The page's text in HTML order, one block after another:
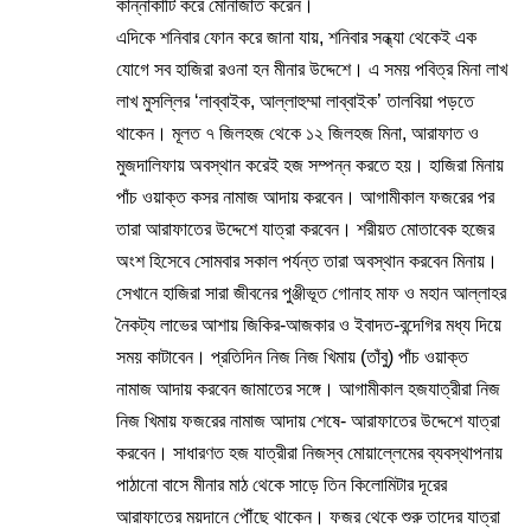
কান্নাকাটি করে মোনাজাত করেন।
এদিকে শনিবার ফোন করে জানা যায়, শনিবার সন্ধ্যা থেকেই এক
যোগে সব হাজিরা রওনা হন মীনার উদ্দেশে। এ সময় পবিত্র মিনা লাখ
লাখ মুসল্লির ‘লাব্বাইক, আল্লাহুম্মা লাব্বাইক’ তালবিয়া পড়তে
থাকেন। মূলত ৭ জিলহজ থেকে ১২ জিলহজ মিনা, আরাফাত ও
মুজদালিফায় অবস্থান করেই হজ সম্পন্ন করতে হয়। হাজিরা মিনায়
পাঁচ ওয়াক্ত কসর নামাজ আদায় করবেন। আগামীকাল ফজরের পর
তারা আরাফাতের উদ্দেশে যাত্রা করবেন। শরীয়ত মোতাবেক হজের
অংশ হিসেবে সোমবার সকাল পর্যন্ত তারা অবস্থান করবেন মিনায়।
সেখানে হাজিরা সারা জীবনের পুঞ্জীভূত গোনাহ মাফ ও মহান আল্লাহর
নৈকট্য লাভের আশায় জিকির-আজকার ও ইবাদত-বন্দেগির মধ্য দিয়ে
সময় কাটাবেন। প্রতিদিন নিজ নিজ খিমায় (তাঁবু) পাঁচ ওয়াক্ত
নামাজ আদায় করবেন জামাতের সঙ্গে। আগামীকাল হজযাত্রীরা নিজ
নিজ খিমায় ফজরের নামাজ আদায় শেষে- আরাফাতের উদ্দেশে যাত্রা
করবেন। সাধারণত হজ যাত্রীরা নিজস্ব মোয়াল্লেমের ব্যবস্থাপনায়
পাঠানো বাসে মীনার মাঠ থেকে সাড়ে তিন কিলোমিটার দূরের
আরাফাতের ময়দানে পৌঁছে থাকেন। ফজর থেকে শুরু তাদের যাত্রা